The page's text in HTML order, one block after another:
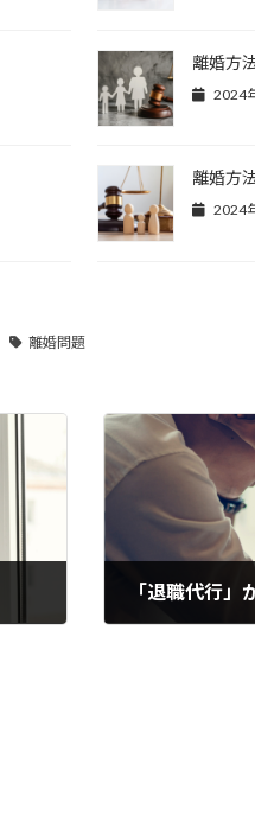
離婚方
2024
離婚方
2024
離婚問題
「退職代行」